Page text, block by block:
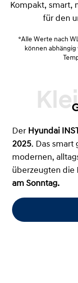
Kompakt, smart,
für den
°Alle Werte nach
können
Der Hyundai
2025. Das smart
modernen,
überzeugten die
am Sonntag.